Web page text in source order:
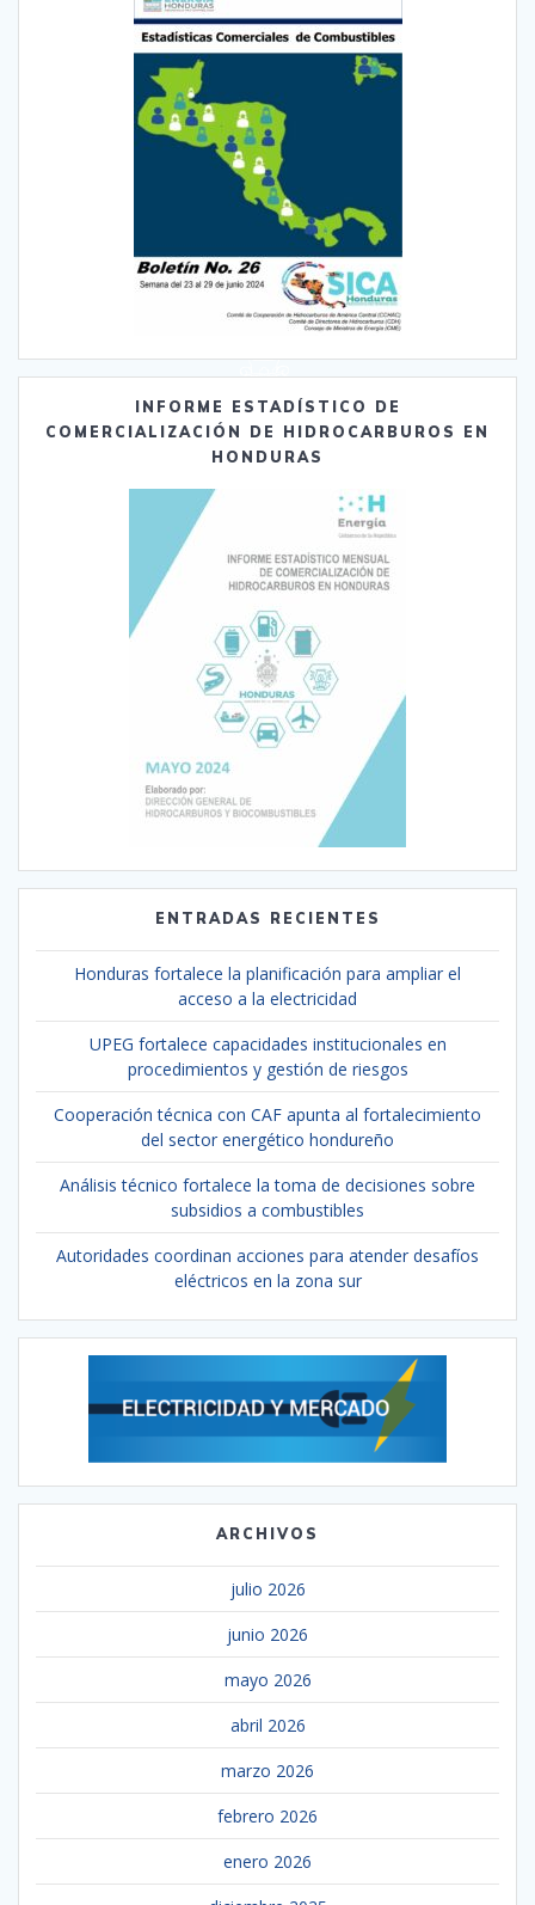
INFORME ESTADÍSTICO DE
COMERCIALIZACIÓN DE HIDROCARBUROS EN
HONDURAS
ENTRADAS RECIENTES
Honduras fortalece la planificación para ampliar el
acceso a la electricidad
UPEG fortalece capacidades institucionales en
procedimientos y gestión de riesgos
Cooperación técnica con CAF apunta al fortalecimiento
del sector energético hondureño
Análisis técnico fortalece la toma de decisiones sobre
subsidios a combustibles
Autoridades coordinan acciones para atender desafíos
eléctricos en la zona sur
ARCHIVOS
julio 2026
junio 2026
mayo 2026
abril 2026
marzo 2026
febrero 2026
enero 2026